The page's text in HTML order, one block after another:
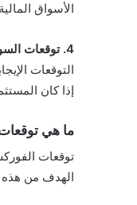
الأسواق
4. توقعات السوق العامة
التوقعات
إذا كان
ما هي
توقعات
الهدف من هذه